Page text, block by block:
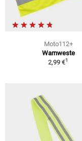
Moto112+
Warnweste
2,99 €1